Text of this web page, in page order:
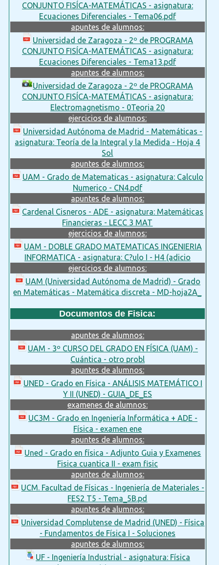
CONJUNTO FISÍCA-MATEMÁTICAS - asignatura:
Ecuaciones Diferenciales - Tema06.pdf
apuntes de alumnos:
Universidad de Zaragoza - 2º de PROGRAMA
CONJUNTO FISÍCA-MATEMÁTICAS - asignatura:
Ecuaciones Diferenciales - Tema13.pdf
apuntes de alumnos:
Universidad de Zaragoza - 2º de PROGRAMA
CONJUNTO FISÍCA-MATEMÁTICAS - asignatura:
Electromagnetismo - 0Teoria 20
ejercicios de alumnos:
Universidad Autónoma de Madrid - Matemáticas -
asignatura: Teoría de la Integral y la Medida - Hoja 4
Sol
apuntes de alumnos:
UAM - Grado de Matematicas - asignatura: Calculo
Numerico - CN4.pdf
apuntes de alumnos:
Cardenal Cisneros - ADE - asignatura: Matemáticas
Financieras - LECC 3 MAT
ejercicios de alumnos:
UAM - DOBLE GRADO MATEMATICAS INGENIERIA
INFORMATICA - asignatura: C?ulo I - H4 (adicio
ejercicios de alumnos:
UAM (Universidad Autónoma de Madrid) - Grado
en Matemáticas - Matemática discreta - MD-hoja2A_
Documentos de Fisica:
apuntes de alumnos:
UAM - 3º CURSO DEL GRADO EN FÍSICA (UAM) -
Cuántica - otro probl
apuntes de alumnos:
UNED - Grado en Física - ANÁLISIS MATEMÁTICO I
Y II (UNED) - GUIA_DE_ES
examenes de alumnos:
UC3M - Grado en Ingeniería Informática + ADE -
Física - examen ene
apuntes de alumnos:
Uned - Grado en física - Adjunto Guia y Examenes
Fisica cuantica II - exam fisic
apuntes de alumnos:
UCM. Facultad de Físicas - Ingeniería de Materiales -
FES2 T5 - Tema_5B.pd
apuntes de alumnos:
Universidad Complutense de Madrid (UNED) - Física
- Fundamentos de Física I - Soluciones
apuntes de alumnos:
UF - Ingeniería Industrial - asignatura: Física